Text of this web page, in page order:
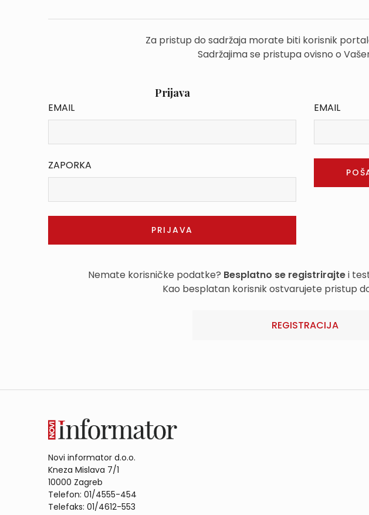
Za pristup do sadržaja morate biti korisnik
Sadržajima se pristupa ovisno o
Prijava
EMAIL
ZAPORKA
EMAIL
Nemate korisničke podatke? Besplatno se registrirajtei
Kao besplatan korisnik ostvarujete pristup
REGISTRACIJA
Novi informator d.o.o.
Kneza Mislava 7/1
10000 Zagreb
Telefon: 01/4555-454
Telefaks: 01/4612-553